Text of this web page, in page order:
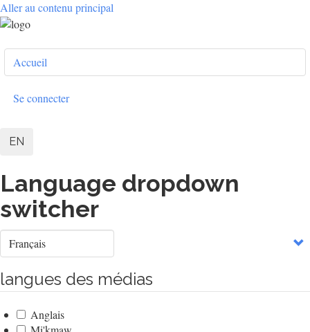
Aller au contenu principal
User
account
menu
Accueil
Se connecter
EN
Language dropdown
switcher
Select
your
langues des médias
Anglais